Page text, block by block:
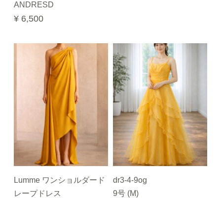
ANDRESD
¥ 6,500
Lumme ワンショルダード
レープドレス
dr3-4-9og
9号 (M)